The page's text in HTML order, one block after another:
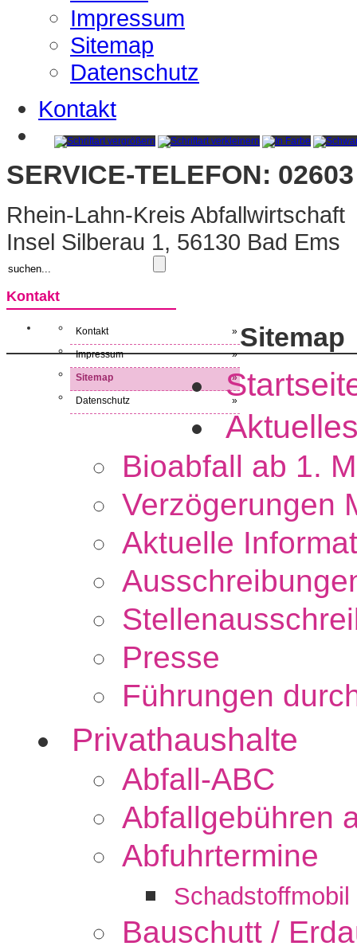
Impressum
Sitemap
Datenschutz
Kontakt
SERVICE-TELEFON:
Rhein-Lahn-Kreis Abfallwirtschaft
Insel Silberau 1, 56130 Bad Ems
Kontakt
Kontakt »
Impressum »
Sitemap »
Datenschutz »
Sitemap
Bioabfall ab 1.
Verzögerungen
Aktuelle
Presse
Führungen
Privathaushalte
Abfall-ABC
Abfallgebühren
Abfuhrtermine
Schadstoffmobil
Bauschutt /